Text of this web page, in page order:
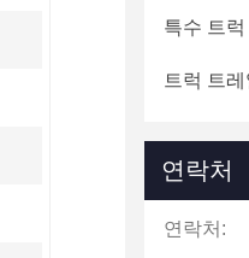
특수 트럭
트럭 트
연락처
연락처: